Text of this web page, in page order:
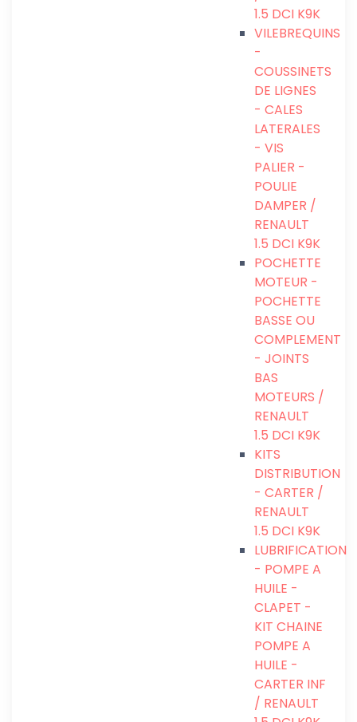
1.5 DCI K9K
VILEBREQUINS
-
COUSSINETS
DE LIGNES
- CALES
LATERALES
- VIS
PALIER -
POULIE
DAMPER /
RENAULT
1.5 DCI K9K
POCHETTE
MOTEUR -
POCHETTE
BASSE OU
COMPLEMENT
- JOINTS
BAS
MOTEURS /
RENAULT
1.5 DCI K9K
KITS
DISTRIBUTION
- CARTER /
RENAULT
1.5 DCI K9K
LUBRIFICATION
- POMPE A
HUILE -
CLAPET -
KIT CHAINE
POMPE A
HUILE -
CARTER INF
/ RENAULT